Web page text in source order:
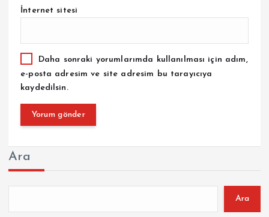
İnternet sitesi
Daha sonraki yorumlarımda kullanılması için adım,
e-posta adresim ve site adresim bu tarayıcıya
kaydedilsin.
Ara
Ara